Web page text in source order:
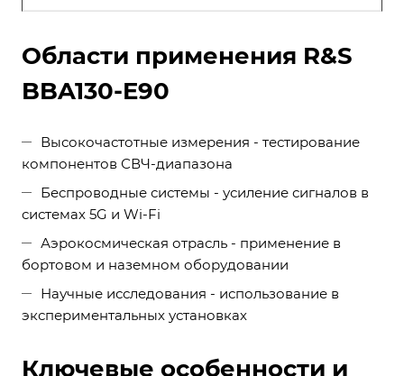
Области применения R&S
BBA130-E90
Высокочастотные измерения - тестирование
компонентов СВЧ-диапазона
Беспроводные системы - усиление сигналов в
системах 5G и Wi-Fi
Аэрокосмическая отрасль - применение в
бортовом и наземном оборудовании
Научные исследования - использование в
экспериментальных установках
Ключевые особенности и